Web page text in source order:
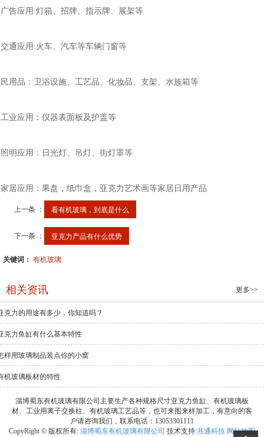
告应用:灯箱、招牌、指示牌、展架等
通应用:火车、汽车等车辆门窗等
用品：卫浴设施、工艺品、化妆品、支架、水族箱等
业应用：仪器表面板及护盖等
明应用：日光灯、吊灯、街灯罩等
居应用：果盘，纸巾盒，亚克力艺术画等家居日用产品
上一条 ： 看有机玻璃，到底是什么
下一条 ： 亚克力产品有什么优势
关键词： 有机玻璃
相关资讯 更多>>
克力的用途有多少，你知道吗？
克力鱼缸有什么基本特性
样用玻璃制品装点你的小窝
机玻璃板材的特性
淄博蜀东有机玻璃有限公司主要生产各种规格尺寸亚克力鱼缸、有机玻璃板
材、工业用离子交换柱、有机玻璃工艺品等，也可来图来样加工，有意向的客
户请咨询我们，联系电话：13053301111
CopyRight © 版权所有: 淄博蜀东有机玻璃有限公司 技术支持:兆通科技 网站地图